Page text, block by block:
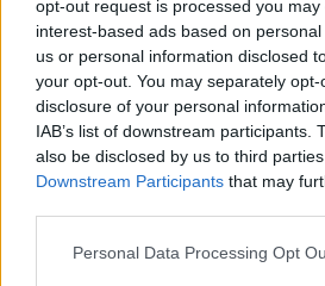
opt-out request is processed you may
interest-based ads based on
us or personal information disclosed
your opt-out. You may separately
disclosure of your personal
IAB’s list of downstream participants.
also be disclosed by us to third
Downstream Participants that may
Personal Data Processing Opt
Δίδυμος, ο Ζυγός και ο
δύσκολα